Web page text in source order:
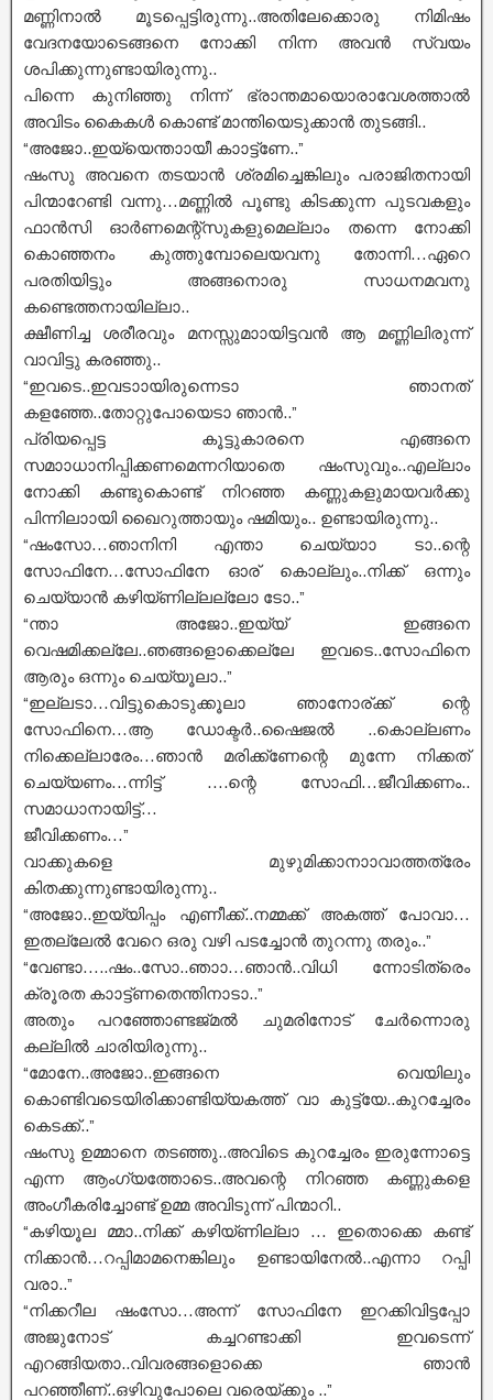
മണ്ണിനാൽ മൂടപ്പെട്ടിരുന്നു..അതിലേക്കൊരു നിമിഷം
വേദനയോടെങ്ങനെ നോക്കി നിന്ന അവൻ സ്വയം
ശപിക്കുന്നുണ്ടായിരുന്നു..
പിന്നെ കുനിഞ്ഞു നിന്ന് ഭ്രാന്തമായൊരാവേശത്താൽ
അവിടം കൈകൾ കൊണ്ട് മാന്തിയെടുക്കാൻ തുടങ്ങി..
“അജോ..ഇയ്യെന്താായീ കാാട്ട്ണേ..”
ഷംസു അവനെ തടയാൻ ശ്രമിച്ചെങ്കിലും പരാജിതനായി
പിന്മാറേണ്ടി വന്നു…മണ്ണിൽ പൂണ്ടു കിടക്കുന്ന പുടവകളും
ഫാൻസി ഓർണമെന്റ്സുകളുമെല്ലാം തന്നെ നോക്കി
കൊഞ്ഞനം കുത്തുമ്പോലെയവനു തോന്നി…ഏറെ
പരതിയിട്ടും അങ്ങനൊരു സാധനമവനു
കണ്ടെത്തനായില്ലാ..
ക്ഷീണിച്ച ശരീരവും മനസ്സുമാായിട്ടവൻ ആ മണ്ണിലിരുന്ന്
വാവിട്ടു കരഞ്ഞു..
“ഇവടെ..ഇവടാായിരുന്നെടാ ഞാനത്
കളഞ്ഞേ..തോറ്റുപോയെടാ ഞാൻ..”
പ്രിയപ്പെട്ട കൂട്ടുകാരനെ എങ്ങനെ
സമാാധാനിപ്പിക്കണമെന്നറിയാതെ ഷംസുവും..എല്ലാം
നോക്കി കണ്ടുകൊണ്ട് നിറഞ്ഞ കണ്ണുകളുമായവർക്കു
പിന്നിലാായി ഖൈറുത്തായും ഷമിയും.. ഉണ്ടായിരുന്നു..
“ഷംസോ…ഞാനിനി എന്താ ചെയ്യാാ ടാ..ന്റെ
സോഫിനേ…സോഫിനേ ഓര് കൊല്ലും..നിക്ക് ഒന്നും
ചെയ്യാൻ കഴിയ്ണില്ലല്ലോ ടോ..”
“ന്താ അജോ..ഇയ്യ് ഇങ്ങനെ
വെഷമിക്കല്ലേ..ഞങ്ങളൊക്കെല്ലേ ഇവടെ..സോഫിനെ
ആരും ഒന്നും ചെയ്യൂലാ..”
“ഇല്ലടാ…വിട്ടുകൊടുക്കൂലാ ഞാനോര്ക്ക് ന്റെ
സോഫിനെ…ആ ഡോക്ടർ..ഷൈജൽ ..കൊല്ലണം
നിക്കെല്ലാരേം…ഞാൻ മരിക്ക്ണേന്റെ മുന്നേ നിക്കത്
ചെയ്യണം…ന്നിട്ട് ….ന്റെ സോഫി…ജീവിക്കണം..
സമാധാനായിട്ട്…
ജീവിക്കണം…”
വാക്കുകളെ മുഴുമിക്കാനാാവാത്തത്രേം
കിതക്കുന്നുണ്ടായിരുന്നു..
“അജോ..ഇയ്യിപ്പം എണീക്ക്..നമ്മക്ക് അകത്ത് പോവാ…
ഇതല്ലേൽ വേറെ ഒരു വഴി പടച്ചോൻ തുറന്നു തരും..”
“വേണ്ടാ…..ഷം..സോ..ഞാാ…ഞാൻ..വിധി ന്നോടിത്രെം
ക്രൂരത കാാട്ട്ണതെന്തിനാടാ..”
അതും പറഞ്ഞോണ്ടജ്മൽ ചുമരിനോട് ചേർന്നൊരു
കല്ലിൽ ചാരിയിരുന്നു..
“മോനേ..അജോ..ഇങ്ങനെ വെയിലും
കൊണ്ടിവടെയിരിക്കാണ്ടിയ്യകത്ത് വാ കുട്ട്യേ..കുറച്ചേരം
കെടക്ക്..”
ഷംസു ഉമ്മാനെ തടഞ്ഞു..അവിടെ കുറച്ചേരം ഇരുന്നോട്ടെ
എന്ന ആംഗ്യത്തോടെ..അവന്റെ നിറഞ്ഞ കണ്ണുകളെ
അംഗീകരിച്ചോണ്ട് ഉമ്മ അവിടുന്ന് പിന്മാറി..
“കഴിയൂല മ്മാ..നിക്ക് കഴിയ്ണില്ലാ … ഇതൊക്കെ കണ്ട്
നിക്കാൻ…റപ്പിമാമനെങ്കിലും ഉണ്ടായിനേൽ..എന്നാ റപ്പി
വരാ..”
“നിക്കറീല ഷംസോ…അന്ന് സോഫിനേ ഇറക്കിവിട്ടപ്പോ
അജുനോട് കച്ചറണ്ടാക്കി ഇവടെന്ന്
എറങ്ങിയതാ..വിവരങ്ങളൊക്കെ ഞാൻ
പറഞ്ഞീണ്..ഒഴിവുപോലെ വരെയ്ക്കും ..”